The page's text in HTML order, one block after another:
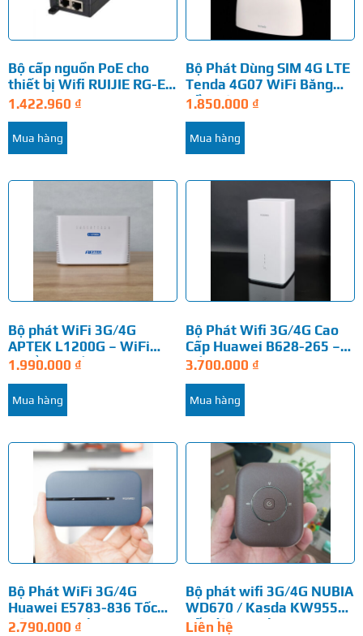
Bộ cấp nguồn PoE cho
thiết bị Wifi RUIJIE RG-E-
130(GE)
1.422.960 ₫
Mua hàng
Bộ Phát Dùng SIM 4G LTE
Tenda 4G07 WiFi Băng
Tần Kép…
1.850.000 ₫
Mua hàng
Bộ phát WiFi 3G/4G
APTEK L1200G – WiFi
chuẩn AC tốc độ…
1.990.000 ₫
Mua hàng
Bộ Phát Wifi 3G/4G Cao
Cấp Huawei B628-265 –
Tốc độ 600Mbps…
3.700.000 ₫
Mua hàng
Bộ Phát WiFi 3G/4G
Huawei E5783-836 Tốc
Độ 4G 300Mbps, WiFi
2.790.000 ₫
Bộ phát wifi 3G/4G NUBIA
WD670 / Kasda KW9550.
Tốc độ 150Mbps,…
Liên hệ